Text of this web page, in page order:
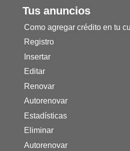
Tus anuncios
Como agregar crédito en tu
Registro
Insertar
Editar
Renovar
Autorenovar
Estadísticas
Eliminar
Autorenovar